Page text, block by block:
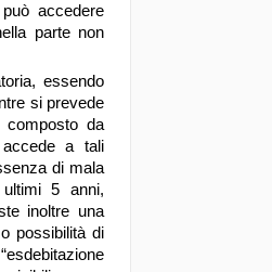
accedere
parte non
essendo
si prevede
composto da
accede a tali
di mala
5 anni,
inoltre una
possibilità di